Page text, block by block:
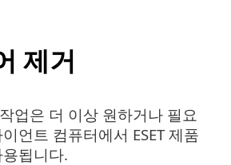
제거
작업은 더 이상 원하거나 필요
언트 컴퓨터에서 ESET 제품
됩니다.